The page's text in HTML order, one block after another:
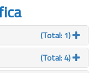
(Total: 1)
(Total: 4)